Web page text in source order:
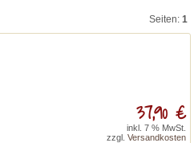
Seiten: 1
37,90 €
inkl. 7 % MwSt.
zzgl. Versandkosten